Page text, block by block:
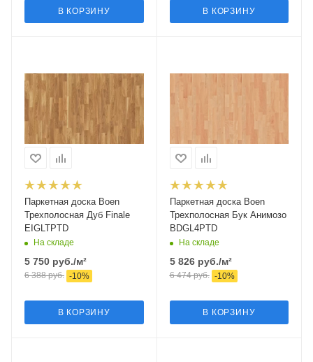
В КОРЗИНУ В КОРЗИНУ
Паркетная доска Boen
Трехполосная Дуб Finale
EIGLTPTD
На складе
5 750 руб./м²
6 388руб. -10%
В КОРЗИНУ
Паркетная доска Boen
Трехполосная Бук Анимозо
BDGL4PTD
На складе
5 826руб./м²
6 474руб. -10%
В КОРЗИНУ